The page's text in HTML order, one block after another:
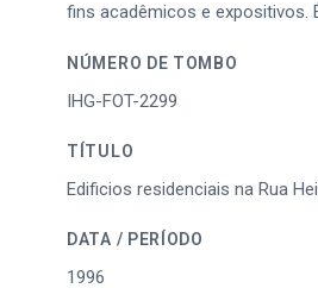
fins acadêmicos e expositivos.
NÚMERO DE TOMBO
IHG-FOT-2299
TÍTULO
Edificios residenciais na Rua
DATA / PERÍODO
1996